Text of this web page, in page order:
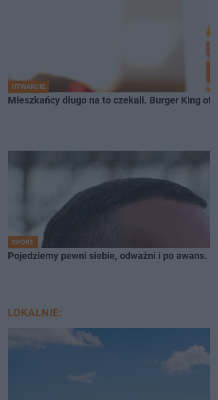
OTWARCIE
Mieszkańcy długo na to czekali. Burger King
SPORT
Pojedziemy pewni siebie, odważni i po awans.
LOKALNIE: